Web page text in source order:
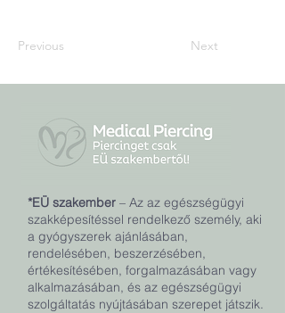
Previous Next
*EÜ szakember – Az az egészségügyi
szakképesítéssel rendelkező személy, aki
a gyógyszerek ajánlásában,
rendelésében, beszerzésében,
értékesítésében, forgalmazásában vagy
alkalmazásában, és az egészségügyi
szolgáltatás nyújtásában szerepet játszik.